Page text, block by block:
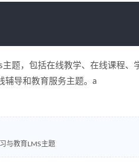
题，包括在线教学、在线课程、
辅导和教育服务主题。a
与教育LMS主题